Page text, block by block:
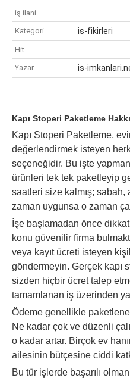
iş ilani
Kategori
is-fikirleri
Hit
Yazar
is-
Kapı Stoperi Paketleme
Kapı Stoperi Paketleme,
değerlendirmek isteyen
seçeneğidir. Bu işte
ürünleri tek tek paketleyip
saatleri size kalmış;
zaman uygunsa o zaman
İşe başlamadan önce
konu güvenilir firma
veya kayıt ücreti isteyen
göndermeyin. Gerçek kapı
sizden hiçbir ücret talep
tamamlanan iş üzerinden
Ödeme genellikle
Ne kadar çok ve düzenli
o kadar artar. Birçok ev
ailesinin bütçesine ciddi
Bu tür işlerde başarılı